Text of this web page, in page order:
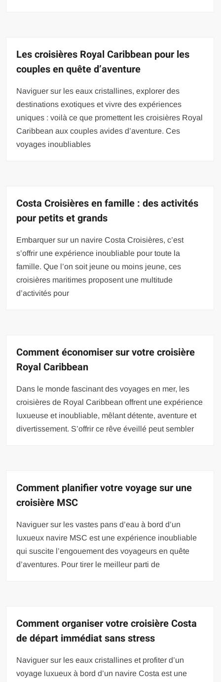
Les croisières Royal Caribbean pour les
couples en quête d’aventure
Naviguer sur les eaux cristallines, explorer des
destinations exotiques et vivre des expériences
uniques : voilà ce que promettent les croisières Royal
Caribbean aux couples avides d’aventure. Ces
voyages inoubliables
Costa Croisières en famille : des activités
pour petits et grands
Embarquer sur un navire Costa Croisières, c’est
s’offrir une expérience inoubliable pour toute la
famille. Que l’on soit jeune ou moins jeune, ces
croisières maritimes proposent une multitude
d’activités pour
Comment économiser sur votre croisière
Royal Caribbean
Dans le monde fascinant des voyages en mer, les
croisières de Royal Caribbean offrent une expérience
luxueuse et inoubliable, mêlant détente, aventure et
divertissement. S’offrir ce rêve éveillé peut sembler
Comment planifier votre voyage sur une
croisière MSC
Naviguer sur les vastes pans d’eau à bord d’un
luxueux navire MSC est une expérience inoubliable
qui suscite l’engouement des voyageurs en quête
d’aventures. Pour tirer le meilleur parti de
Comment organiser votre croisière Costa
de départ immédiat sans stress
Naviguer sur les eaux cristallines et profiter d’un
voyage luxueux à bord d’un navire Costa est une